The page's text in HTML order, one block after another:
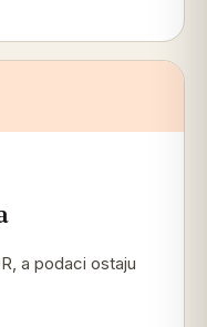
a podaci ostaju